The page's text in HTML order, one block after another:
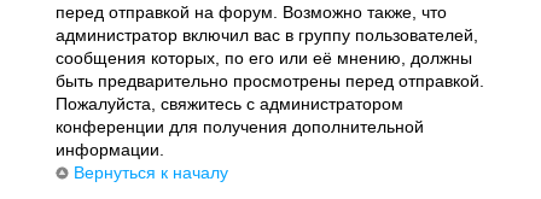
перед отправкой на форум. Возможно также, что
администратор включил вас в группу пользователей,
сообщения которых, по его или её мнению, должны
быть предварительно просмотрены перед отправкой.
Пожалуйста, свяжитесь с администратором
конференции для получения дополнительной
информации.
Вернуться к началу